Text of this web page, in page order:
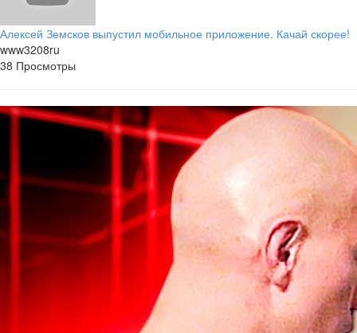
Алексей Земсков выпустил мобильное приложение. Качай скорее!
www3208ru
38 Просмотры